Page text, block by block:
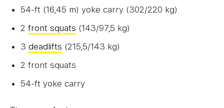
54-ft (16,45 m) yoke carry (302/220 kg)
2 front squats (143/97,5 kg)
3 deadlifts (215,5/143 kg)
2 front squats
54-ft yoke carry